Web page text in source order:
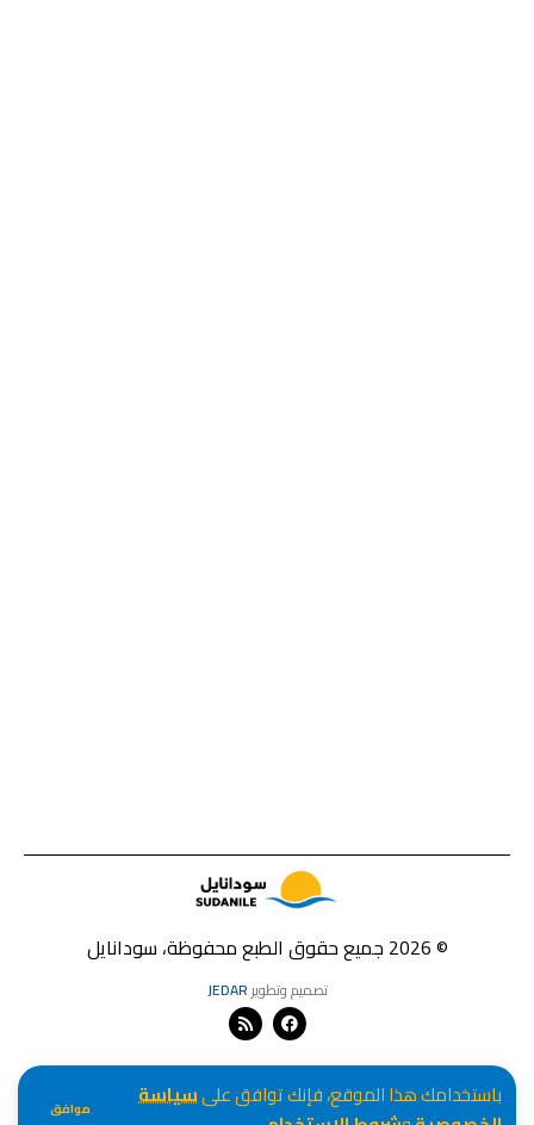
باستخدامك هذا الموقع، فإنك توافق علىسياسة
موافق
© 2026 جميع حقوق الطبع محفوظة، سودانايل
تصميم وتطويرJEDAR